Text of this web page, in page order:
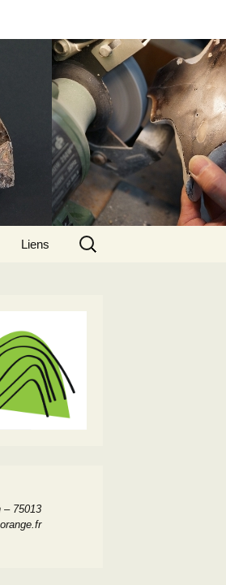
Liens
Rechercher :
– 75013